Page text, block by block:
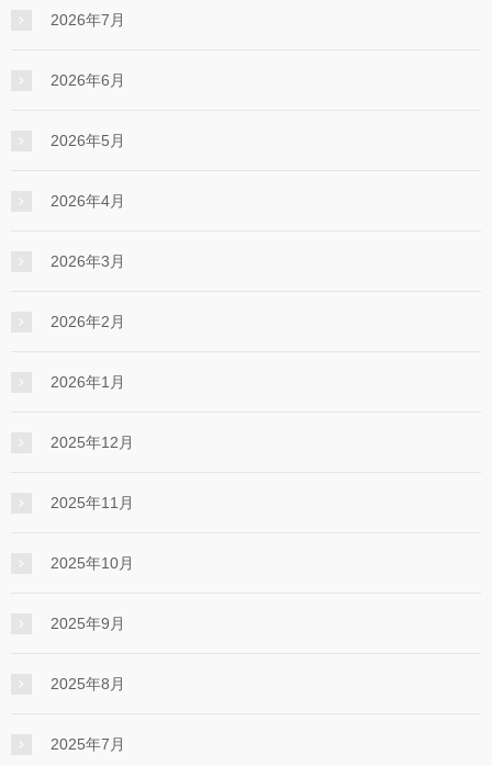
2026年7月
2026年6月
2026年5月
2026年4月
2026年3月
2026年2月
2026年1月
2025年12月
2025年11月
2025年10月
2025年9月
2025年8月
2025年7月